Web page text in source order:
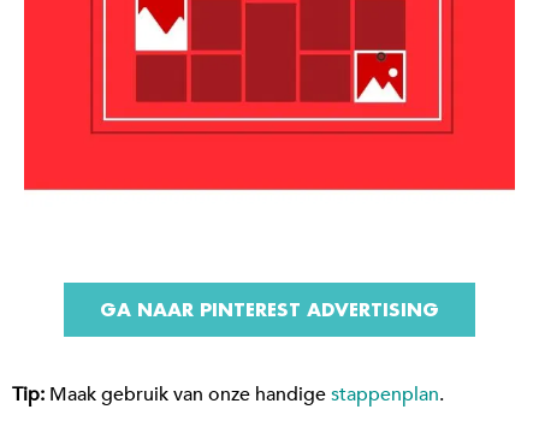
GA NAAR PINTEREST ADVERTISING
Tip: Maak gebruik van onze handigestappenplan.